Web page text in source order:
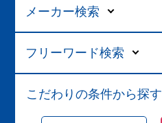
メーカー検索
フリーワード検索
こだわりの条件から探す